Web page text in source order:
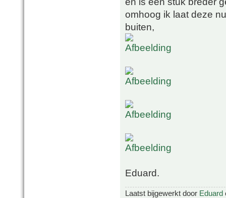
omhoog ik laat deze
buiten,
Eduard.
Laatst bijgewerkt door Eduard